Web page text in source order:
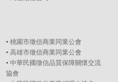
▪ 桃園市徵信商業同業公會
▪ 高雄市徵信商業同業公會
▪ 中華民國徵信品質保障關懷交流
協會